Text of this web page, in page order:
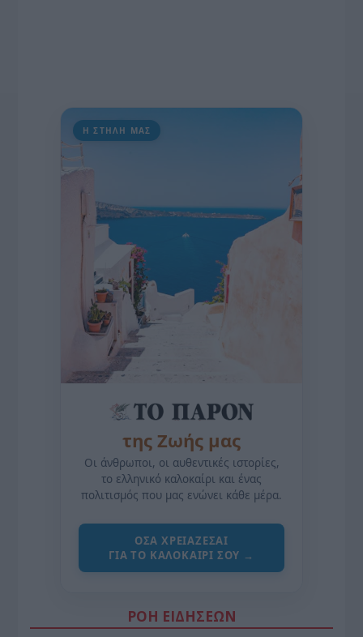
Η ΣΤΗΛΗ ΜΑΣ
της Ζωής μας
Οι άνθρωποι, οι αυθεντικές ιστορίες,
το ελληνικό καλοκαίρι και ένας
πολιτισμός που μας ενώνει κάθε μέρα.
ΌΣΑ ΧΡΕΙΆΖΕΣΑΙ
ΓΙΑ ΤΟ ΚΑΛΟΚΑΊΡΙ ΣΟΥ →
ΡΟΗ ΕΙΔΗΣΕΩΝ